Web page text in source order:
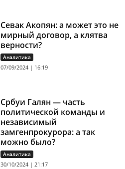
Севак Акопян: а может это не
мирный договор, а клятва
верности?
Аналитика
07/09/2024 | 16:19
Србуи Галян — часть
политической команды и
независимый
замгенпрокурора: а так
можно было?
Аналитика
30/10/2024 | 21:17